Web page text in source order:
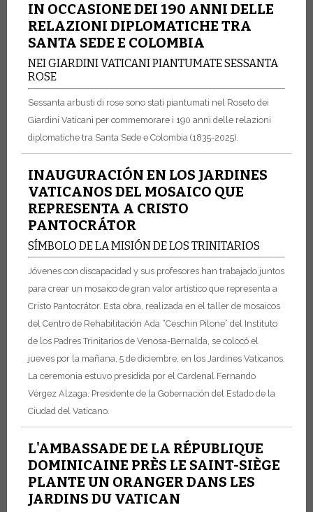
IN OCCASIONE DEI 190 ANNI DELLE
RELAZIONI DIPLOMATICHE TRA
SANTA SEDE E COLOMBIA
NEI GIARDINI VATICANI PIANTUMATE SESSANTA
ROSE
Sessanta arbusti di rose sono stati piantumati nel Roseto dei
Giardini Vaticani per commemorare i 190 anni delle relazioni
diplomatiche tra Santa Sede e Colombia (1835-2025).
INAUGURACIÓN EN LOS JARDINES
VATICANOS DEL MOSAICO QUE
REPRESENTA A CRISTO
PANTOCRÁTOR
SÍMBOLO DE LA MISIÓN DE LOS TRINITARIOS
Jóvenes con discapacidad y sus profesores han trabajado juntos
para crear un mosaico de gran valor artístico que representa a
Cristo Pantocrátor. Esta obra, realizada en el taller de mosaicos
del Centro de Rehabilitación Ada “Ceschin Pilone” del Instituto
de los Padres Trinitarios de Venosa-Bernalda, se colocó el
jueves por la mañana, 5 de diciembre, en los Jardines Vaticanos.
La ceremonia estuvo presidida por el Cardenal Fernando
Vérgez Alzaga, Presidente de la Gobernación del Estado de la
Ciudad del Vaticano.
L'AMBASSADE DE LA RÉPUBLIQUE
DOMINICAINE PRÈS LE SAINT-SIÈGE
PLANTE UN ORANGER DANS LES
JARDINS DU VATICAN